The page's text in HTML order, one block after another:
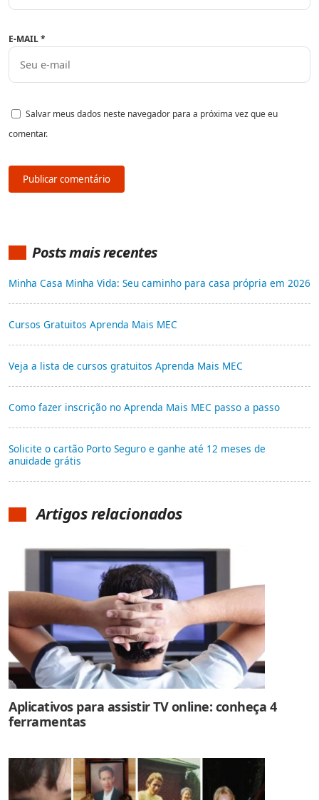
E-MAIL*
Salvar meus dados neste navegador para a próxima vez que eu
comentar.
Posts mais recentes
Minha Casa Minha Vida: Seu caminho para casa própria em 2026
Cursos Gratuitos Aprenda Mais MEC
Veja a lista de cursos gratuitos Aprenda Mais MEC
Como fazer inscrição no Aprenda Mais MEC passo a passo
Solicite o cartão Porto Seguro e ganhe até 12 meses de
anuidade grátis
Artigos relacionados
Aplicativos para assistir TV online: conheça 4
ferramentas